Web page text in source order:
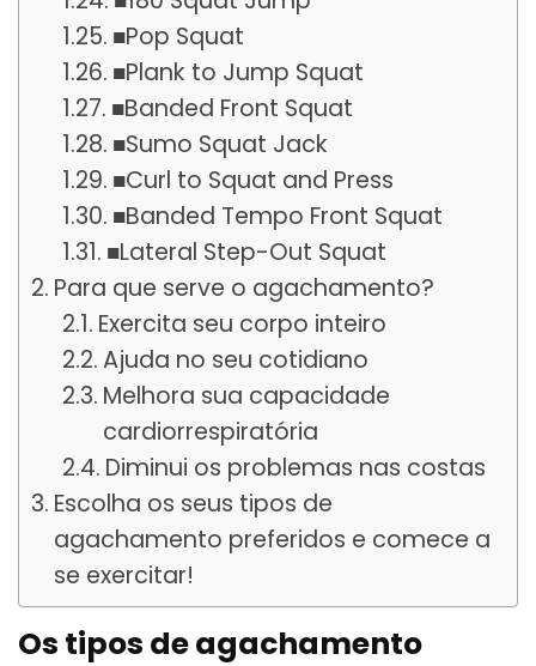
■Pop Squat
■Plank to Jump Squat
■Banded Front Squat
■Sumo Squat Jack
■Curl to Squat and Press
■Banded Tempo Front Squat
■Lateral Step-Out Squat
Para que serve o agachamento?
Exercita seu corpo inteiro
Ajuda no seu cotidiano
Melhora sua capacidade
cardiorrespiratória
Diminui os problemas nas costas
Escolha os seus tipos de
agachamento preferidos e comece a
se exercitar!
Os tipos de agachamento